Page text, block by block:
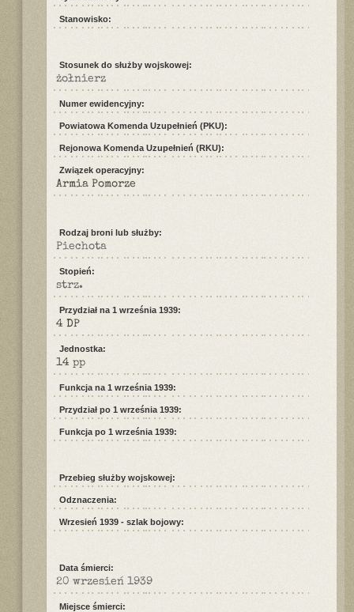
Stanowisko:
Stosunek do służby wojskowej:
żołnierz
Numer ewidencyjny:
Powiatowa Komenda Uzupełnień (PKU):
Rejonowa Komenda Uzupełnień (RKU):
Związek operacyjny:
Armia Pomorze
Rodzaj broni lub służby:
Piechota
Stopień:
strz.
Przydział na 1 września 1939:
4 DP
Jednostka:
14 pp
Funkcja na 1 września 1939:
Przydział po 1 września 1939:
Funkcja po 1 września 1939:
Przebieg służby wojskowej:
Odznaczenia:
Wrzesień 1939 - szlak bojowy:
Data śmierci:
20 wrzesień 1939
Miejsce śmierci: